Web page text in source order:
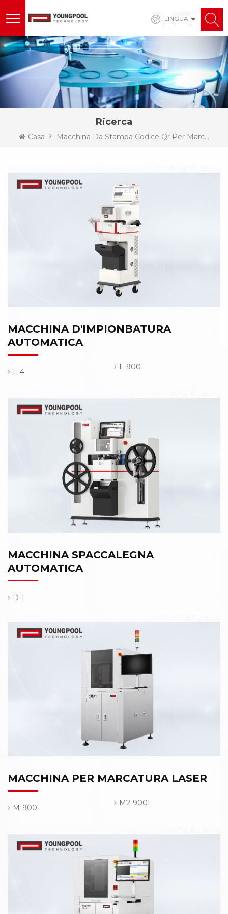
LINGUA
Ricerca
Casa Macchina Da Stampa Codice Qr Per Marcatura Laser PCB SMT
MACCHINA D'IMPIONBATURA
AUTOMATICA
L-4
L-900
MACCHINA SPACCALEGNA
AUTOMATICA
D-1
MACCHINA PER MARCATURA LASER
M-900
M2-900L